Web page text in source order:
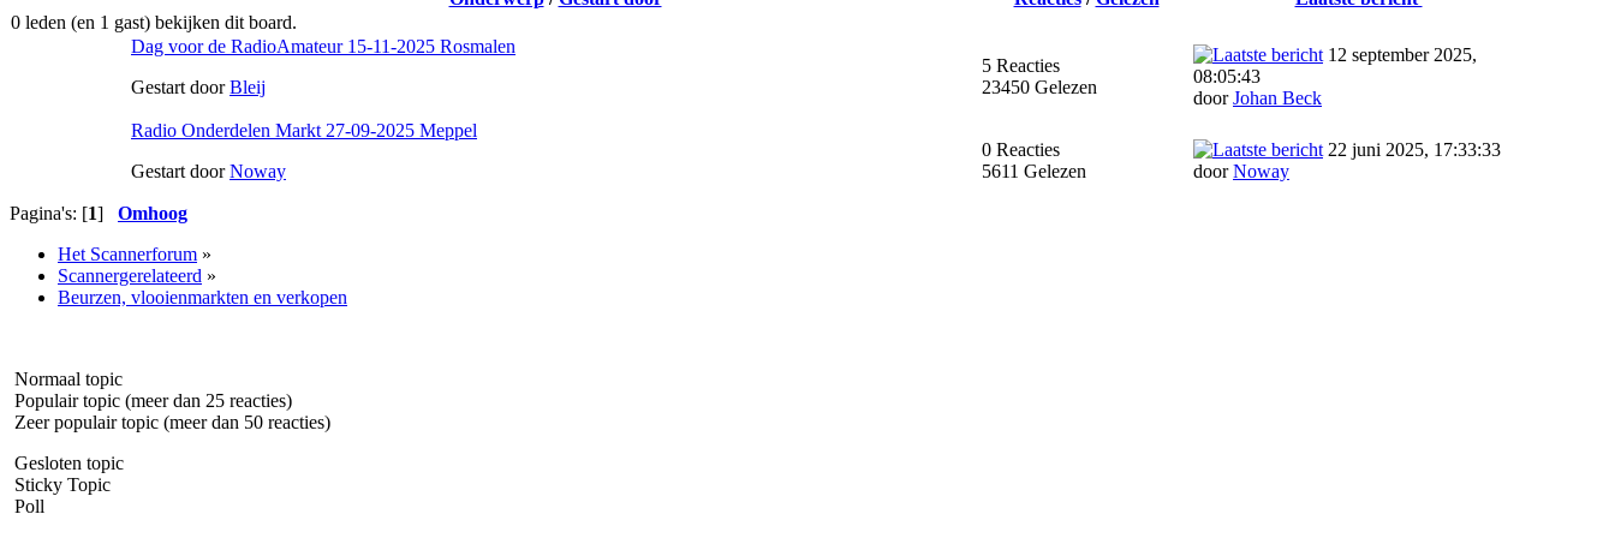
0 leden (en 1 gast) bekijken dit board.
Dag voor de RadioAmateur 15-11-2025 Rosmalen
Gestart doorBleij
5 Reacties
23450 Gelezen
12 september 2025,
08:05:43
doorJohan Beck
Radio Onderdelen Markt 27-09-2025 Meppel
Gestart doorNoway
0 Reacties
5611 Gelezen
22 juni 2025, 17:33:33
doorNoway
Pagina's: [1] Omhoog
Het Scannerforum »
Scannergerelateerd »
Beurzen, vlooienmarkten en verkopen
Normaal topic
Populair topic (meer dan 25 reacties)
Zeer populair topic (meer dan 50 reacties)
Gesloten topic
Sticky Topic
Poll